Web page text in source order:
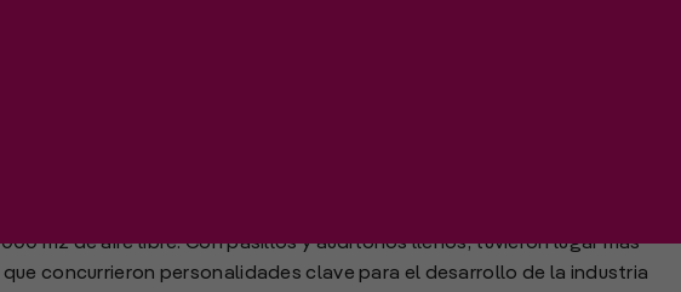
No solo por la cantidad de visitantes, sino por el espacio que
que con co-expositores fueron más de 500 empresas: una
m2 de aire libre. Con pasillos y auditorios llenos, tuvieron lugar más
concurrieron personalidades clave para el desarrollo de la industria